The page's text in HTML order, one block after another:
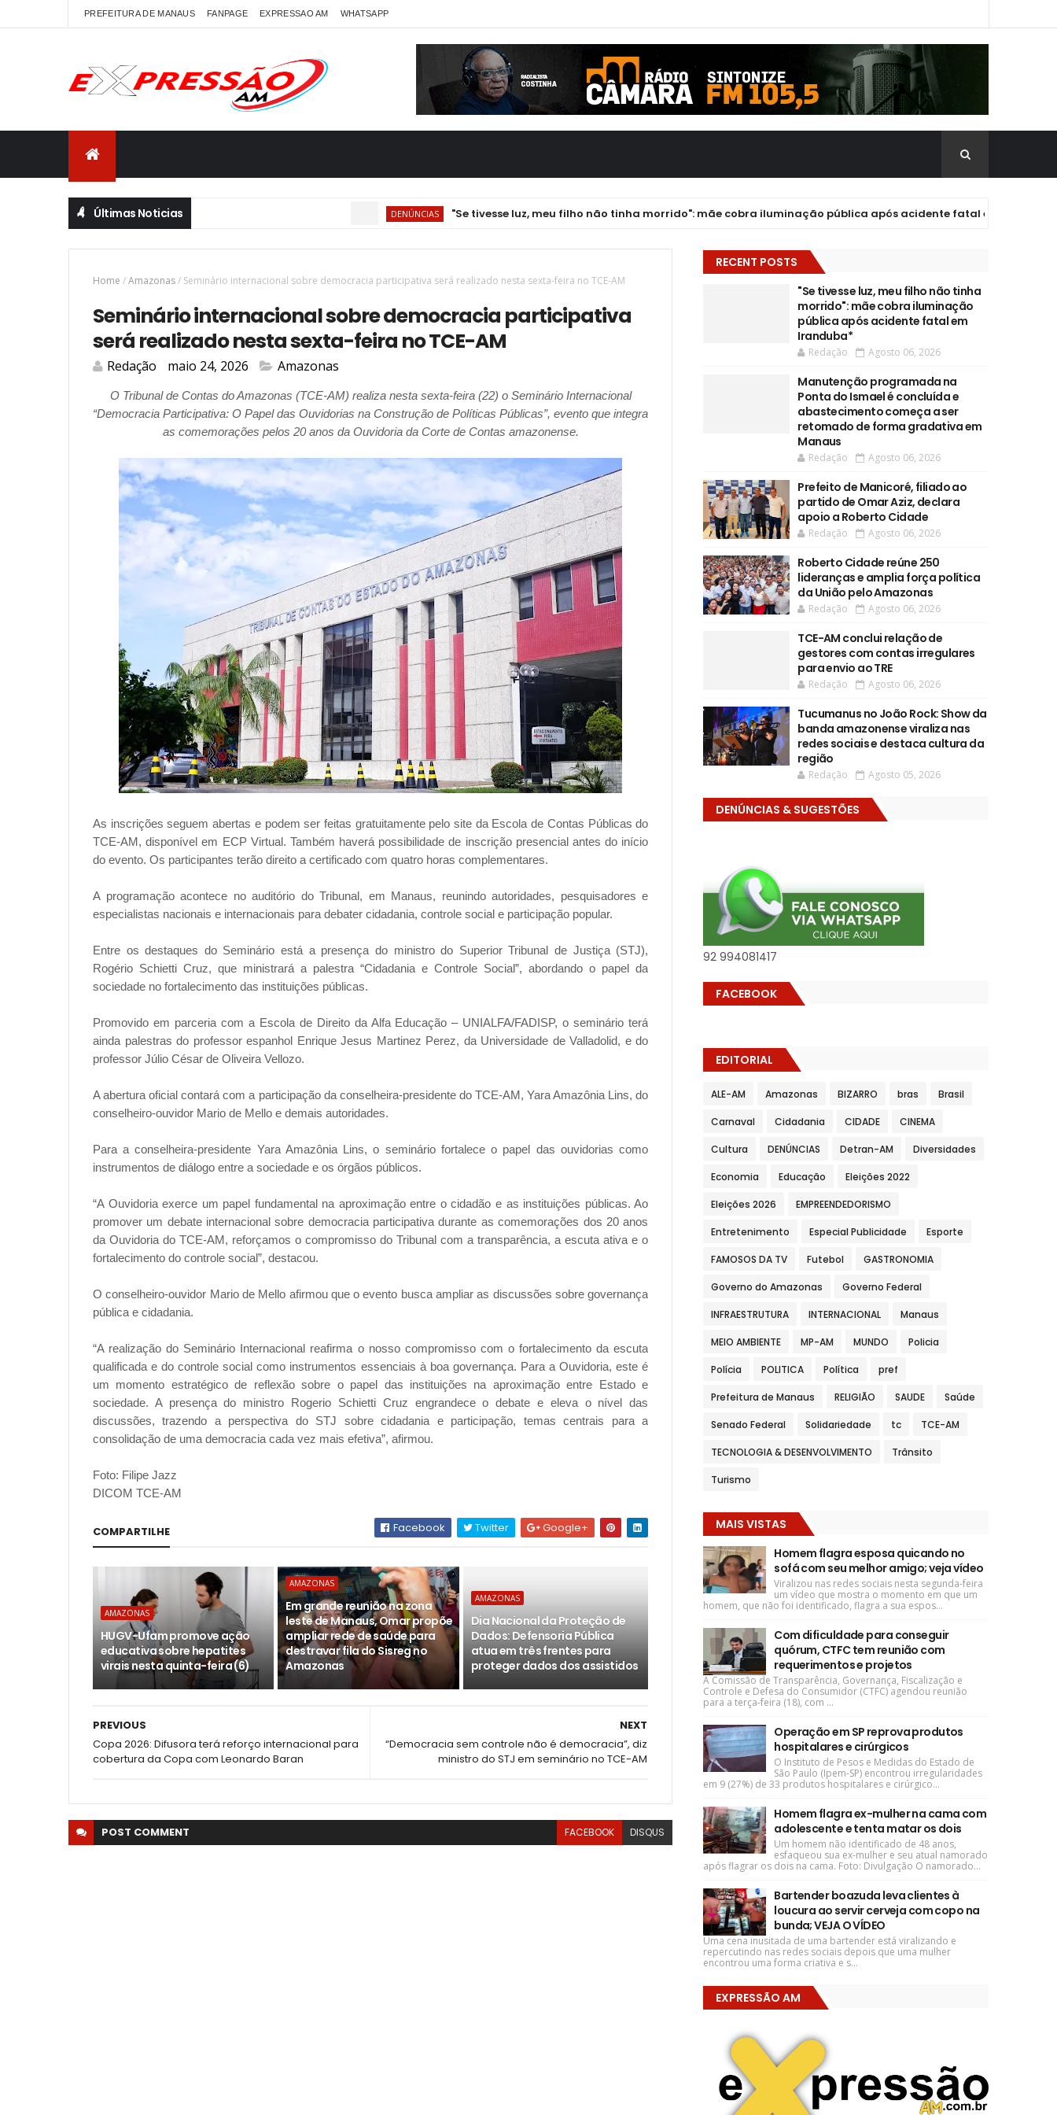
PREFEITURA DE MANAUS FANPAGE EXPRESSAO AM WHATSAPP
Últimas Noticias DENÚNCIAS "Se tivesse luz, meu filho não tinha morrido": mãe cobra iluminação pública após acidente fatal em Iranduba*
Home /Amazonas/ Seminário internacional sobre democracia participativa será realizado nesta sexta-feira no TCE-AM
Seminário internacional sobre democracia participativa
será realizado nesta sexta-feira no TCE-AM
Redação maio 24, 2026 Amazonas
O Tribunal de Contas do Amazonas (TCE-AM) realiza nesta sexta-feira (22) o Seminário Internacional
“Democracia Participativa: O Papel das Ouvidorias na Construção de Políticas Públicas”, evento que integra
as comemorações pelos 20 anos da Ouvidoria da Corte de Contas amazonense.
As inscrições seguem abertas e podem ser feitas gratuitamente pelo site da Escola de Contas Públicas do
TCE-AM, disponível em ECP Virtual. Também haverá possibilidade de inscrição presencial antes do início
do evento. Os participantes terão direito a certificado com quatro horas complementares.
A programação acontece no auditório do Tribunal, em Manaus, reunindo autoridades, pesquisadores e
especialistas nacionais e internacionais para debater cidadania, controle social e participação popular.
Entre os destaques do Seminário está a presença do ministro do Superior Tribunal de Justiça (STJ),
Rogério Schietti Cruz, que ministrará a palestra “Cidadania e Controle Social”, abordando o papel da
sociedade no fortalecimento das instituições públicas.
Promovido em parceria com a Escola de Direito da Alfa Educação – UNIALFA/FADISP, o seminário terá
ainda palestras do professor espanhol Enrique Jesus Martinez Perez, da Universidade de Valladolid, e do
professor Júlio César de Oliveira Vellozo.
A abertura oficial contará com a participação da conselheira-presidente do TCE-AM, Yara Amazônia Lins, do
conselheiro-ouvidor Mario de Mello e demais autoridades.
Para a conselheira-presidente Yara Amazônia Lins, o seminário fortalece o papel das ouvidorias como
instrumentos de diálogo entre a sociedade e os órgãos públicos.
“A Ouvidoria exerce um papel fundamental na aproximação entre o cidadão e as instituições públicas. Ao
promover um debate internacional sobre democracia participativa durante as comemorações dos 20 anos
da Ouvidoria do TCE-AM, reforçamos o compromisso do Tribunal com a transparência, a escuta ativa e o
fortalecimento do controle social”, destacou.
O conselheiro-ouvidor Mario de Mello afirmou que o evento busca ampliar as discussões sobre governança
pública e cidadania.
“A realização do Seminário Internacional reafirma o nosso compromisso com o fortalecimento da escuta
qualificada e do controle social como instrumentos essenciais à boa governança. Para a Ouvidoria, este é
um momento estratégico de reflexão sobre o papel das instituições na aproximação entre Estado e
sociedade. A presença do ministro Rogerio Schietti Cruz engrandece o debate e eleva o nível das
discussões, trazendo a perspectiva do STJ sobre cidadania e participação, temas centrais para a
consolidação de uma democracia cada vez mais efetiva”, afirmou.
Foto: Filipe Jazz
DICOM TCE-AM
COMPARTILHE Facebook Twitter Google+
AMAZONAS
HUGV-Ufam promove ação
educativa sobre hepatites
virais nesta quinta-feira (6)
AMAZONAS
Em grande reunião na zona
leste de Manaus, Omar propõe
ampliar rede de saúde para
destravar fila do Sisreg no
Amazonas
AMAZONAS
Dia Nacional da Proteção de
Dados: Defensoria Pública
atua em três frentes para
proteger dados dos assistidos
NEXT
“Democracia sem controle não é democracia”, diz
ministro do STJ em seminário no TCE-AM
PREVIOUS
Copa 2026: Difusora terá reforço internacional para
cobertura da Copa com Leonardo Baran
POST COMMENT FACEBOOK DISQUS
RECENT POSTS
"Se tivesse luz, meu filho não tinha
morrido": mãe cobra iluminação
pública após acidente fatal em
Iranduba*
Redação Agosto 06, 2026
Manutenção programada na
Ponta do Ismael é concluída e
abastecimento começa a ser
retomado de forma gradativa em
Manaus
Redação Agosto 06, 2026
Prefeito de Manicoré, filiado ao
partido de Omar Aziz, declara
apoio a Roberto Cidade
Redação Agosto 06, 2026
Roberto Cidade reúne 250
lideranças e amplia força política
da União pelo Amazonas
Redação Agosto 06, 2026
TCE-AM conclui relação de
gestores com contas irregulares
para envio ao TRE
Redação Agosto 06, 2026
Tucumanus no João Rock: Show da
banda amazonense viraliza nas
redes sociais e destaca cultura da
região
Redação Agosto 05, 2026
DENÚNCIAS & SUGESTÕES
92 994081417
FACEBOOK
EDITORIAL
ALE-AM Amazonas BIZARRO bras Brasil
Carnaval Cidadania CIDADE CINEMA
Cultura DENÚNCIAS Detran-AM Diversidades
Economia Educação Eleições 2022
Eleições 2026 EMPREENDEDORISMO
Entretenimento Especial Publicidade Esporte
FAMOSOS DA TV Futebol GASTRONOMIA
Governo do Amazonas Governo Federal
INFRAESTRUTURA INTERNACIONAL Manaus
MEIO AMBIENTE MP-AM MUNDO Policia
Polícia POLITICA Política pref
Prefeitura de Manaus RELIGIÃO SAUDE Saúde
Senado Federal Solidariedade tc TCE-AM
TECNOLOGIA & DESENVOLVIMENTO Trânsito
Turismo
MAIS VISTAS
Homem flagra esposa quicando no
sofá com seu melhor amigo; veja vídeo
Viralizou nas redes sociais nesta segunda-feira
um vídeo que mostra o momento em que um
homem, que não foi identificado, flagra a sua espos...
Com dificuldade para conseguir
quórum, CTFC tem reunião com
requerimentos e projetos
A Comissão de Transparência, Governança, Fiscalização e
Controle e Defesa do Consumidor (CTFC) agendou reunião
para a terça-feira (18), com ...
Operação em SP reprova produtos
hospitalares e cirúrgicos
O Instituto de Pesos e Medidas do Estado de
São Paulo (Ipem-SP) encontrou irregularidades
em 9 (27%) de 33 produtos hospitalares e cirúrgico...
Homem flagra ex-mulher na cama com
adolescente e tenta matar os dois
Um homem não identificado de 48 anos,
esfaqueou sua ex-mulher e seu atual namorado
após flagrar os dois na cama. Foto: Divulgação O namorado...
Bartender boazuda leva clientes à
loucura ao servir cerveja com copo na
bunda; VEJA O VÍDEO
Uma cena inusitada de uma bartender está viralizando e
repercutindo nas redes sociais depois que uma mulher
encontrou uma forma criativa e s...
EXPRESSÃO AM